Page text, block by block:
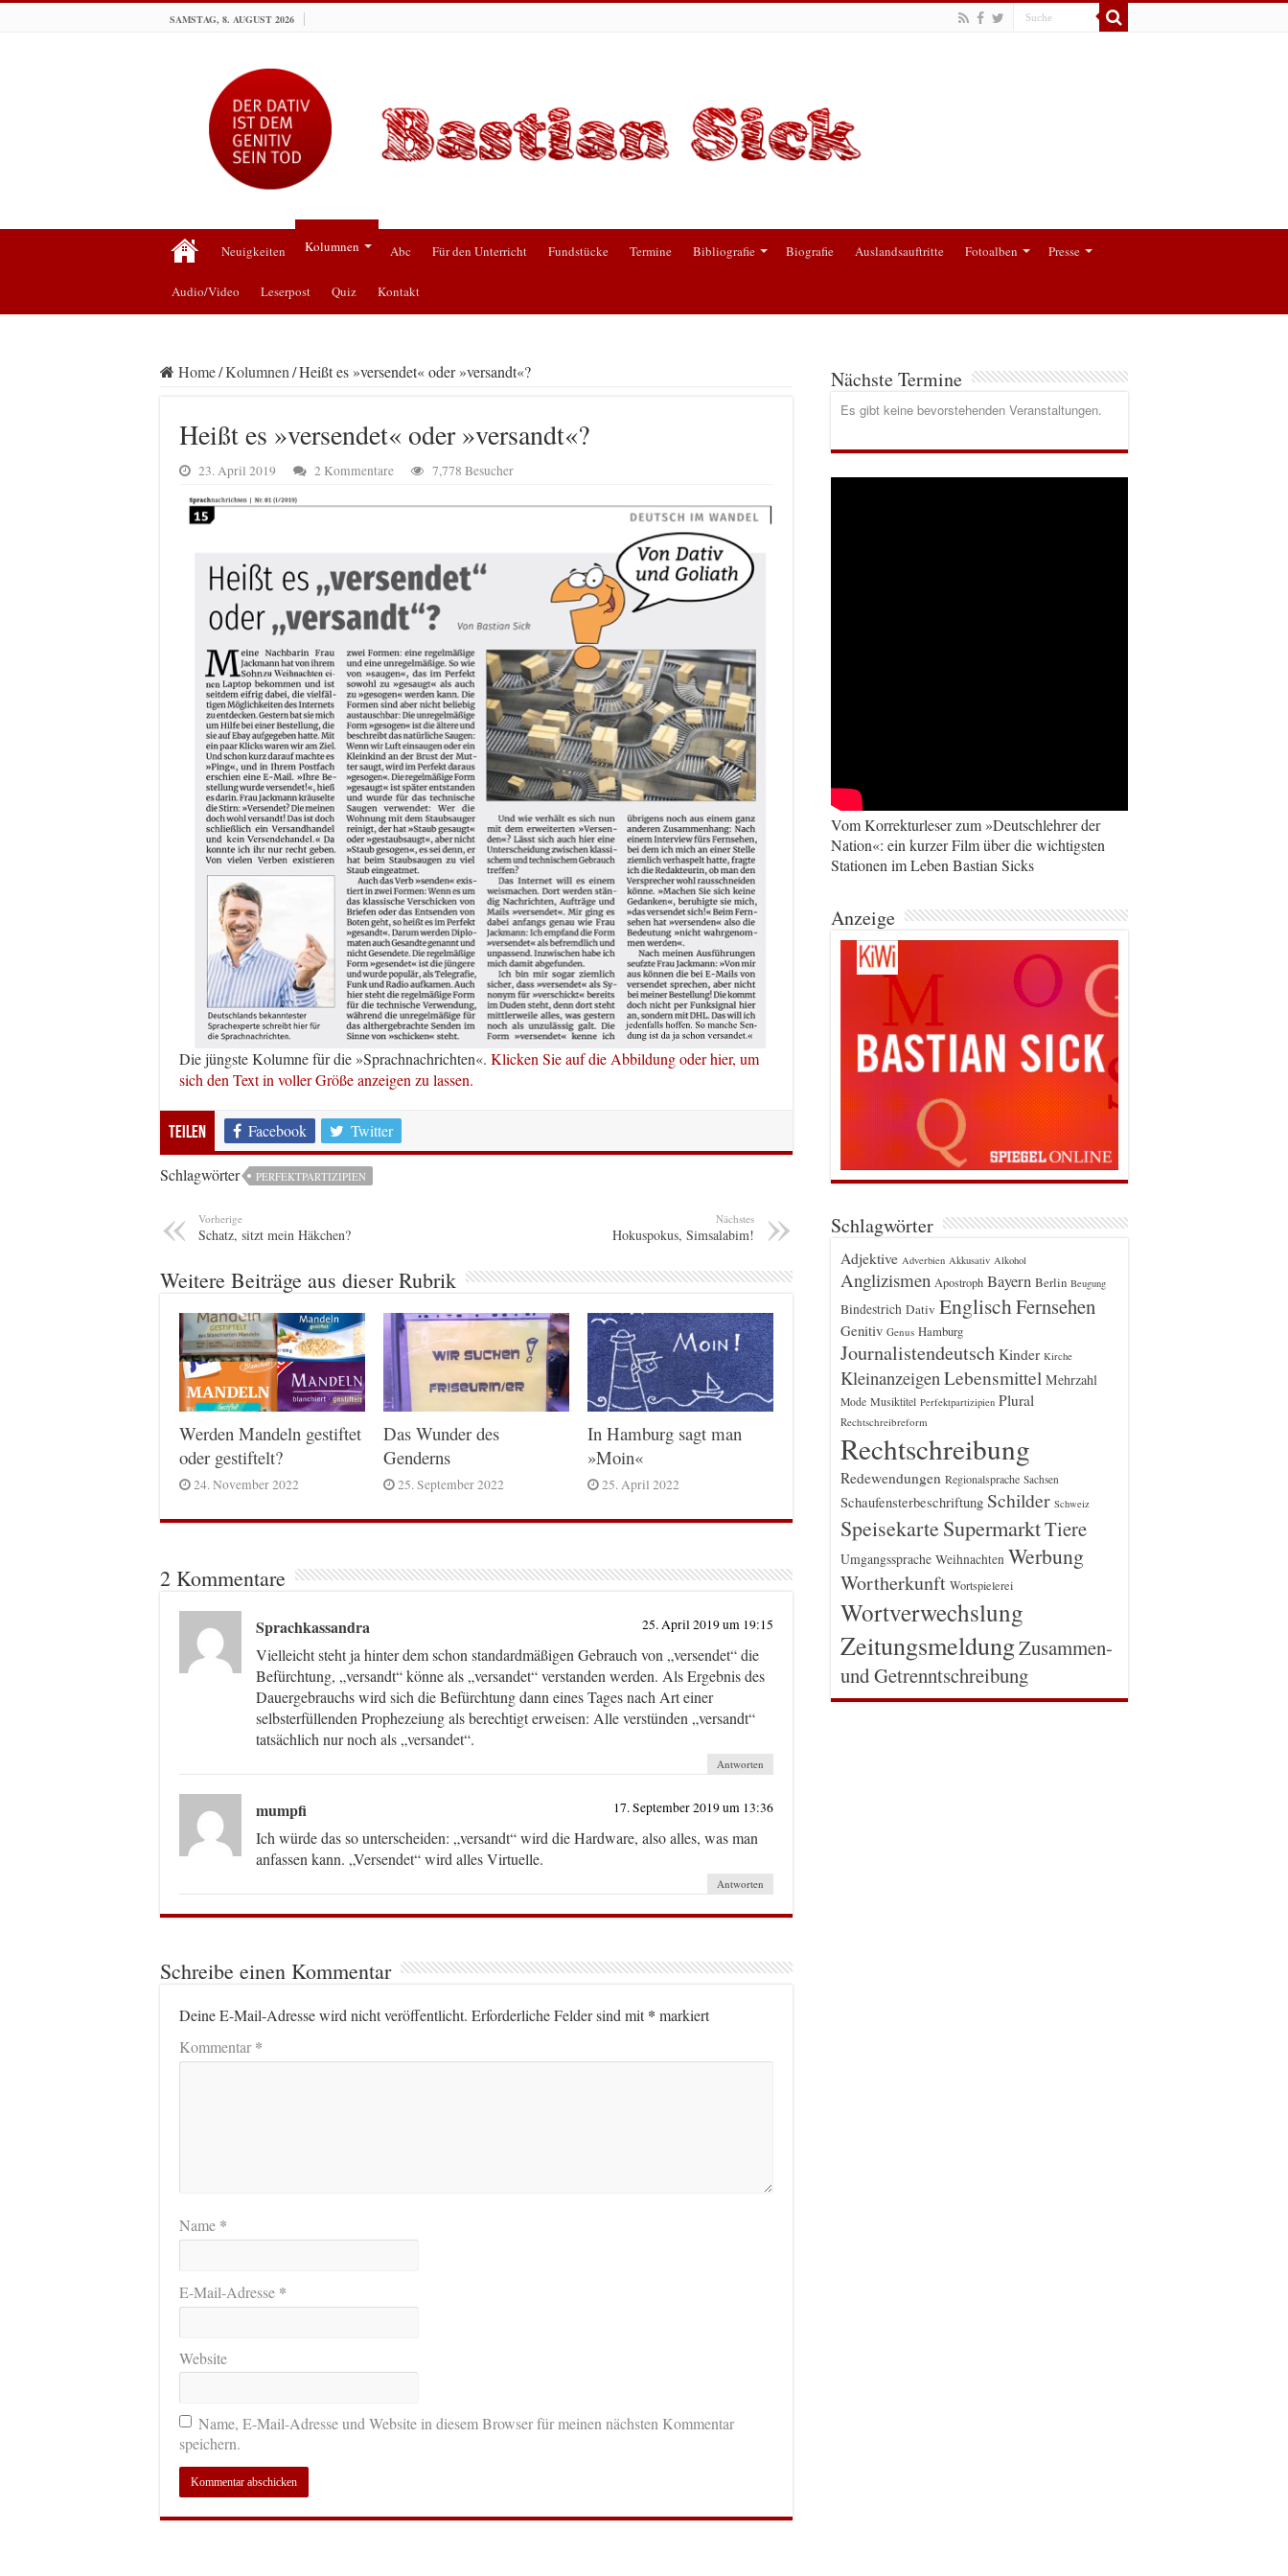
SAMSTAG, 8. AUGUST 2026
Neuigkeiten Kolumnen Abc Für den Unterricht Fundstücke Termine Bibliografie Biografie Auslandsauftritte Fotoalben Presse
Audio/Video Leserpost Quiz Kontakt
Home/Kolumnen/Heißt es »versendet« oder »versandt«?
Heißt es »versendet« oder »versandt«?
23. April 2019 2 Kommentare 7,778 Besucher
Die jüngste Kolumne für die »Sprachnachrichten«. Klicken Sie auf die Abbildung oder hier, um
sich den Text in voller Größe anzeigen zu lassen.
Teilen Facebook Twitter
Schlagwörter PERFEKTPARTIZIPIEN
Vorherige
Schatz, sitzt mein Häkchen?
Nächstes
Hokuspokus, Simsalabim!
Weitere Beiträge aus dieser Rubrik
Werden Mandeln gestiftet
oder gestiftelt?
24. November 2022
Das Wunder des
Genderns
25. September 2022
In Hamburg sagt man
»Moin«
25. April 2022
2 Kommentare
Sprachkassandra 25. April 2019 um 19:15
Vielleicht steht ja hinter dem schon standardmäßigen Gebrauch von „versendet“ die
Befürchtung, „versandt“ könne als „versandet“ verstanden werden. Als Ergebnis des
Dauergebrauchs wird sich die Befürchtung dann eines Tages nach Art einer
selbsterfüllenden Prophezeiung als berechtigt erweisen: Alle verstünden „versandt“
tatsächlich nur noch als „versandet“.
Antworten
mumpfi 17. September 2019 um 13:36
Ich würde das so unterscheiden: „versandt“ wird die Hardware, also alles, was man
anfassen kann. „Versendet“ wird alles Virtuelle.
Antworten
Schreibe einen Kommentar
Deine E-Mail-Adresse wird nicht veröffentlicht. Erforderliche Felder sind mit* markiert
Kommentar*
Name *
E-Mail-Adresse *
Website
Name, E-Mail-Adresse und Website in diesem Browser für meinen nächsten Kommentar
speichern.
Nächste Termine
Es gibt keine bevorstehenden Veranstaltungen.
Vom Korrekturleser zum »Deutschlehrer der
Nation«: ein kurzer Film über die wichtigsten
Stationen im Leben Bastian Sicks
Anzeige
Schlagwörter
Adjektive Adverbien Akkusativ Alkohol
Anglizismen Apostroph Bayern Berlin Beugung
Bindestrich Dativ EnglischFernsehen
Genitiv Genus Hamburg
Journalistendeutsch Kinder Kirche
Kleinanzeigen Lebensmittel Mehrzahl
Mode Musiktitel Perfektpartizipien Plural
Rechtschreibreform
Rechtschreibung
Redewendungen Regionalsprache Sachsen
Schaufensterbeschriftung Schilder Schweiz
Speisekarte SupermarktTiere
Umgangssprache Weihnachten Werbung
Wortherkunft Wortspielerei
Wortverwechslung
ZeitungsmeldungZusammen-
und Getrenntschreibung